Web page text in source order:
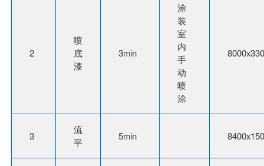
2
喷
底
漆
3min
涂
装
室
内
手
动
喷
涂
3
流
平
5min